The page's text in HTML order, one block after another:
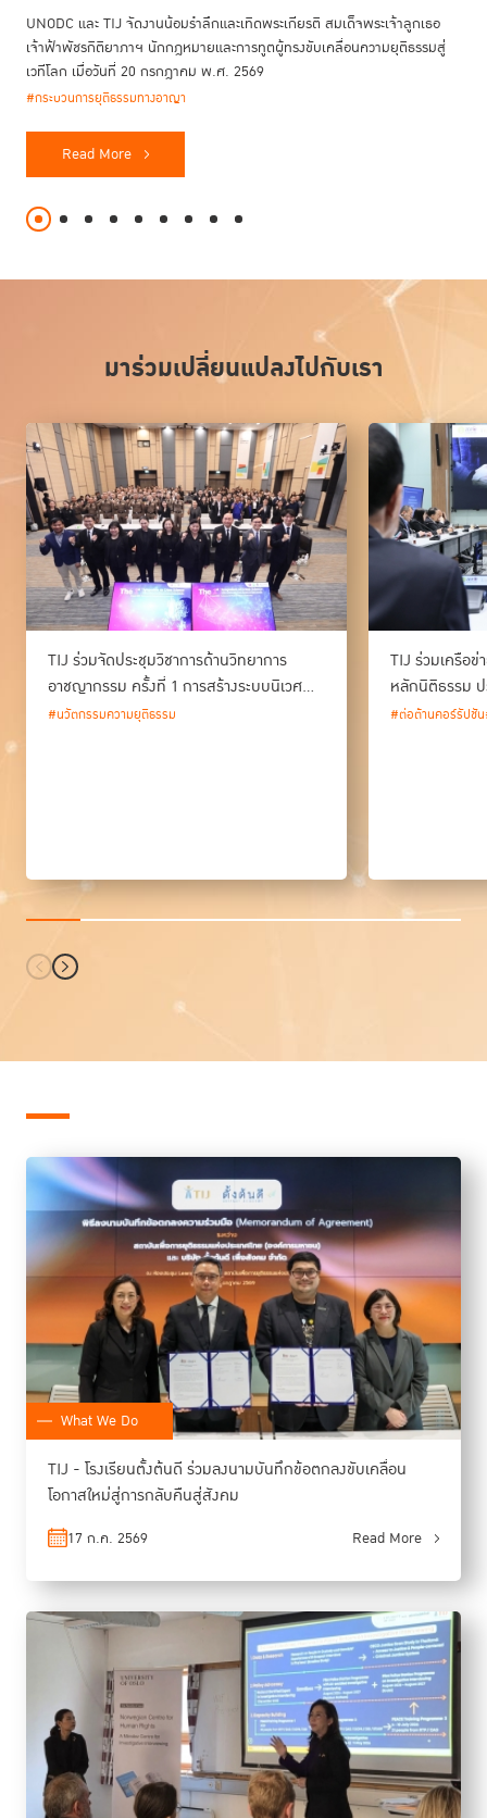
Read More
UNODC และ TIJ จัดงานน้อมรำลึกและเทิดพระเกียรติ สมเด็จพระเจ้าลูกเธอ
เจ้าฟ้าพัชรกิติยาภาฯ นักกฎหมายและการทูตผู้ทรงขับเคลื่อนความยุติธรรมสู่
เวทีโลก เมื่อวันที่ 20 กรกฎาคม พ.ศ. 2569
#กระบวนการยุติธรรมทางอาญา
มาร่วมเปลี่ยนแปลงไปกับเรา
TIJ ร่วมจัดประชุมวิชาการด้านวิทยาการ
อาชญากรรม ครั้งที่ 1 การสร้างระบบนิเวศ
ด้านวิทยาการอาชญากรรม และนวัตกรรม
#นวัตกรรมความยุติธรรม
TIJ ร่วมเครือ
หลักนิติธรรม ป
#ต่อต้านคอร์รัปชัน
What We Do
TIJ - โรงเรียนตั้งต้นดี ร่วมลงนามบันทึกข้อตกลงขับเคลื่อน
โอกาสใหม่สู่การกลับคืนสู่สังคม
17 ก.ค. 2569 Read More